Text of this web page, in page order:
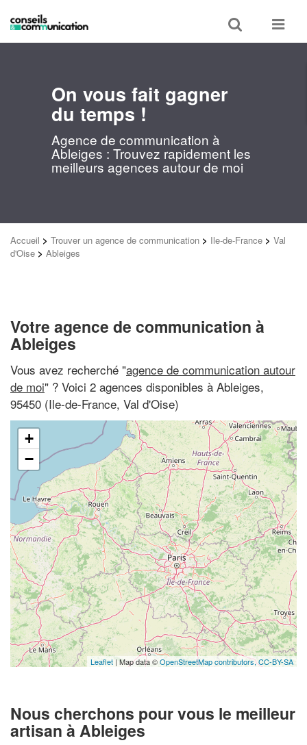
Toggle
search
Toggle
On vous fait gagner
du temps !
Agence de communication à
Ableiges : Trouvez rapidement les
meilleurs agences autour de moi
Accueil > Trouver un agence de communication > Ile-de-France > Val
d'Oise > Ableiges
Votre agence de communication à
Ableiges
Vous avez recherché "agence de communication autour
de moi" ? Voici 2 agences disponibles à Ableiges,
95450 (Ile-de-France, Val d'Oise)
+
−
Leaflet | Map data ©OpenStreetMap contributors,CC-BY-SA
Nous cherchons pour vous le meilleur
artisan à Ableiges